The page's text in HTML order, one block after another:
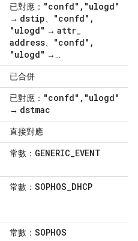
已對應： "confd" , "ulogd"
→ dstip "confd" ,
"ulogd" → attr_
address
"confd" ,
"ulogd" →...
已合併
已對應： "confd" , "ulogd"
→ dstmac
直接對應
常數： GENERIC_EVENT
常數： SOPHOS_DHCP
常數： SOPHOS